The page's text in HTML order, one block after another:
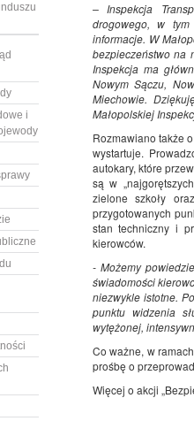
i
– Inspekcja
drogowego, w
informacje. W
bezpieczeństwo na
Inspekcja ma
Nowym Sączu,
Miechowie.
Małopolskiej
Rozmawiano także
wystartuje.
autokary, które
są w
zielone szkoły
przygotowanych
stan techniczny i
kierowców.
- Możemy
świadomości
niezwykle istotne.
punktu widzenia
wytężonej,
Co ważne, w
prośbę o
Więcej o akcji